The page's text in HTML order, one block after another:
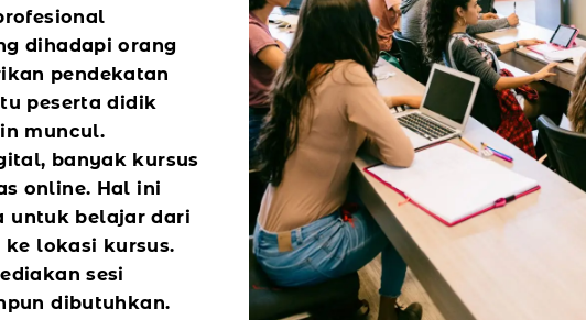
dihadapi orang
pendekatan
peserta didik
muncul.
banyak kursus
online. Hal ini
untuk belajar dari
ke lokasi kursus.
sesi
dibutuhkan.